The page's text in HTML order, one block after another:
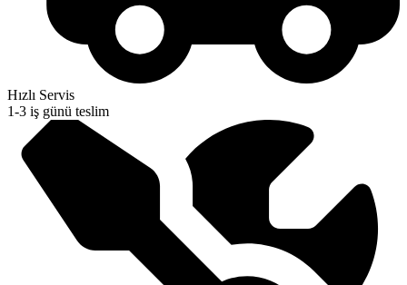
Hızlı Servis
1-3 iş günü teslim